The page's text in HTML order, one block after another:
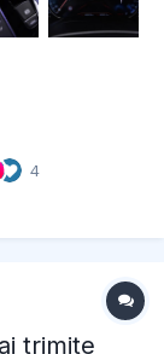
4
trimite